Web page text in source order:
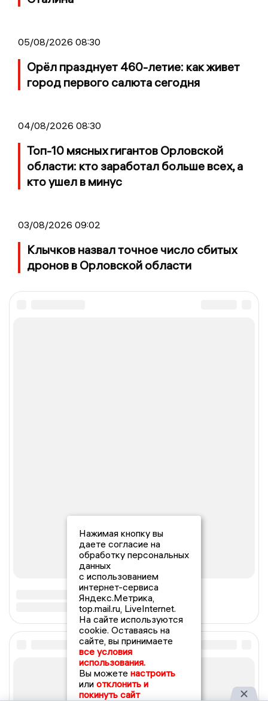
05/08/2026 08:30
Орёл празднует 460-летие: как живет
город первого салюта сегодня
04/08/2026 08:30
Топ-10 мясных гигантов Орловской
области: кто заработал больше всех, а
кто ушел в минус
03/08/2026 09:02
Клычков назвал точное число сбитых
дронов в Орловской области
Нажимая кнопку вы
даете согласие на
обработку персональных
данных
с использованием
интернет-сервиса
Яндекс.Метрика,
top.mail.ru, LiveInternet.
На сайте используются
cookie. Оставаясь на
сайте, вы принимаете
все условия
использования.
Вы можете настроить
или отклонить и
покинуть сайт